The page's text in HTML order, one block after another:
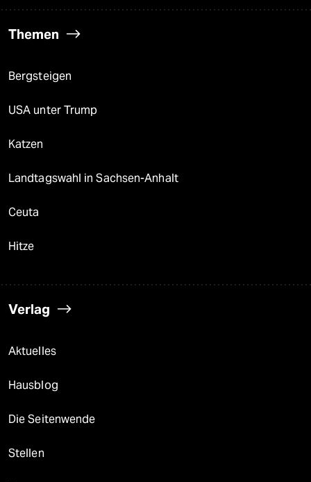
Themen
Bergsteigen
USA unter Trump
Katzen
Landtagswahl in Sachsen-Anhalt
Ceuta
Hitze
Verlag
Aktuelles
Hausblog
Die Seitenwende
Stellen